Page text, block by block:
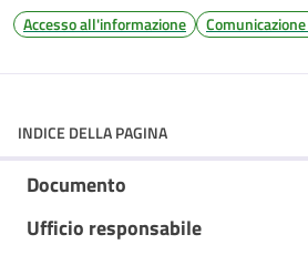
Accesso all'informazione
INDICE DELLA PAGINA
Documento
Ufficio responsabile